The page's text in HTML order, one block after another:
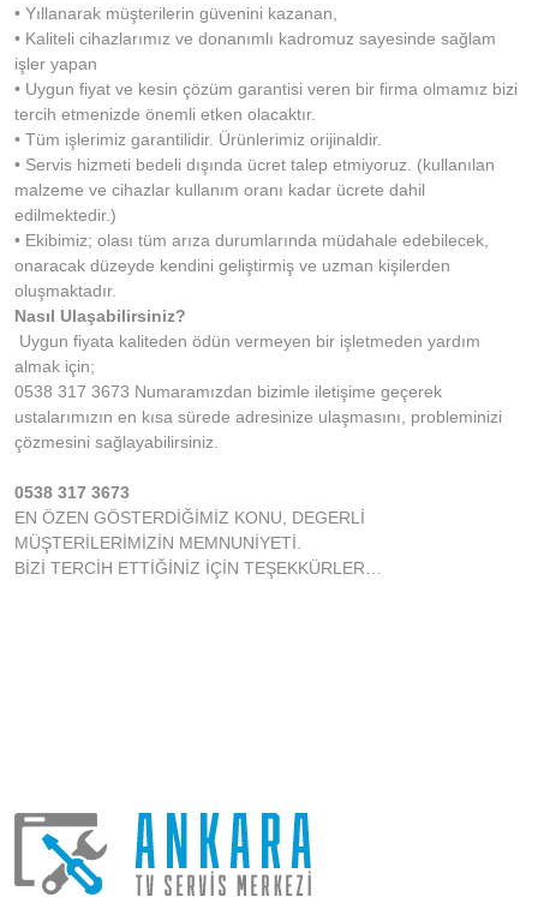
• Yıllanarak müşterilerin güvenini kazanan,
• Kaliteli cihazlarımız ve donanımlı kadromuz sayesinde sağlam
işler yapan
• Uygun fiyat ve kesin çözüm garantisi veren bir firma olmamız bizi
tercih etmenizde önemli etken olacaktır.
• Tüm işlerimiz garantilidir. Ürünlerimiz orijinaldir.
• Servis hizmeti bedeli dışında ücret talep etmiyoruz. (kullanılan
malzeme ve cihazlar kullanım oranı kadar ücrete dahil
edilmektedir.)
• Ekibimiz; olası tüm arıza durumlarında müdahale edebilecek,
onaracak düzeyde kendini geliştirmiş ve uzman kişilerden
oluşmaktadır.
Nasıl Ulaşabilirsiniz?
Uygun fiyata kaliteden ödün vermeyen bir işletmeden yardım
almak için;
0538 317 3673 Numaramızdan bizimle iletişime geçerek
ustalarımızın en kısa sürede adresinize ulaşmasını, probleminizi
çözmesini sağlayabilirsiniz.
0538 317 3673
EN ÖZEN GÖSTERDİĞİMİZ KONU, DEGERLİ
MÜŞTERİLERİMİZİN MEMNUNİYETİ.
BİZİ TERCİH ETTİĞİNİZ İÇİN TEŞEKKÜRLER…